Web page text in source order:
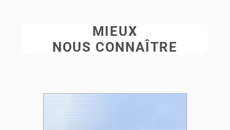
MIEUX
NOUS CONNAÎTRE